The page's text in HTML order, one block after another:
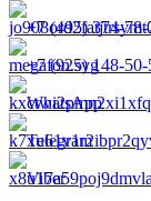
+7 (495) 374-78-
+7 (925) 148-50-
WhatsApp
Telegram
Viber